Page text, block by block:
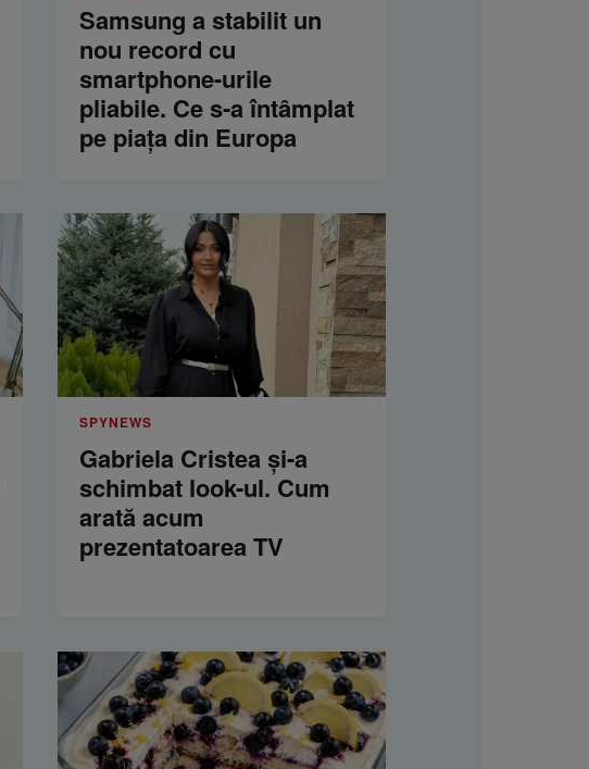
Samsung a stabilit un
nou record cu
smartphone-urile
pliabile. Ce s-a întâmplat
pe piața din Europa
SPYNEWS
Gabriela Cristea și-a
schimbat look-ul. Cum
arată acum
prezentatoarea TV